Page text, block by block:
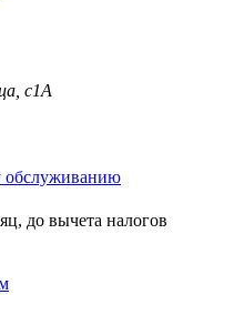
с1А
обслуживанию
до вычета налогов